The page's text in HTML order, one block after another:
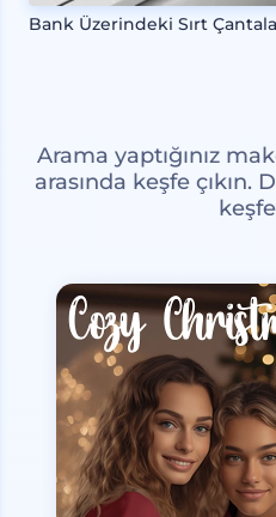
Bank Üzerindeki Sırt
Arama yaptığınız
arasında keşfe çıkın.